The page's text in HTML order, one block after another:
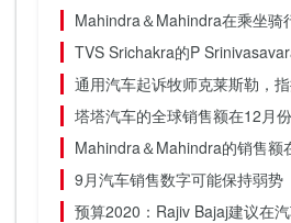
Mahindra＆Mahindra在乘坐
TVS Srichakra的P
通用汽车起诉牧师克莱斯勒，
塔塔汽车的全球销售额在12月
Mahindra＆Mahindra的销售额
9月汽车销售数字可能保持弱势
预算2020：Rajiv Bajaj建议在